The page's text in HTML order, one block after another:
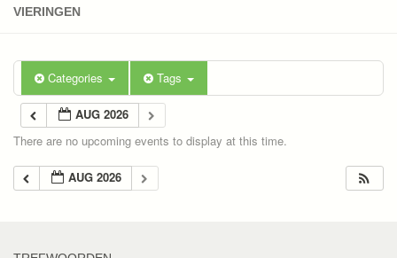
VIERINGEN
Categories Tags
AUG 2026
There are no upcoming events to display at this time.
AUG 2026